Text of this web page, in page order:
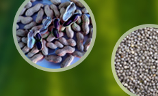
version
肥
技术支持